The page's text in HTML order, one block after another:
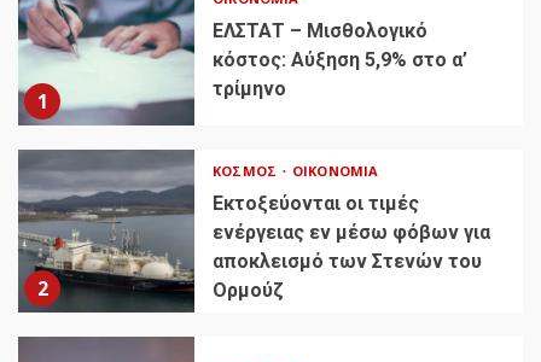
1
ΕΛΣΤΑΤ – Μισθολογικό
κόστος: Αύξηση 5,9% στο α’
τρίμηνο
2
ΚΌΣΜΟΣ ΟΙΚΟΝΟΜΊΑ
Εκτοξεύονται οι τιμές
ενέργειας εν μέσω φόβων για
αποκλεισμό των Στενών του
Ορμούζ